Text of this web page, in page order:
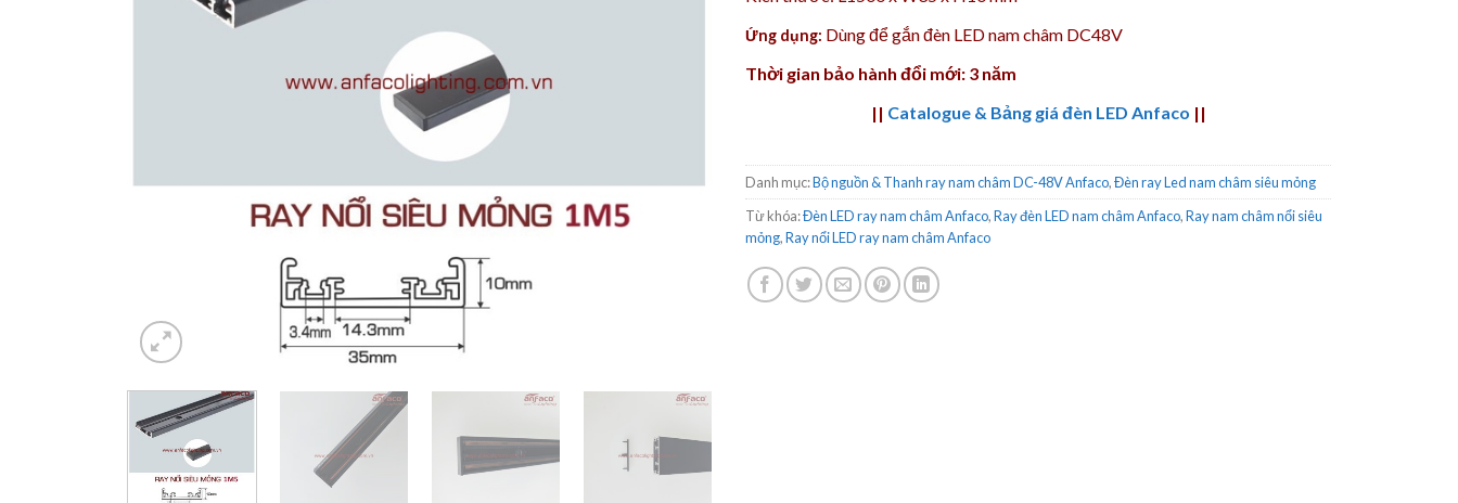
Ứng dụng: Dùng để gắn đèn LED nam châm DC48V
Thời gian bảo hành đổi mới: 3 năm
|| Catalogue & Bảng giá đèn LED Anfaco ||
Danh mục:Bộ nguồn & Thanh ray nam châm DC-48V Anfaco,Đèn ray Led nam châm siêu mỏng
Từ khóa:Đèn LED ray nam châm Anfaco,Ray đèn LED nam châm Anfaco,Ray nam châm nổi siêu
mỏng,Ray nổi LED ray nam châm Anfaco